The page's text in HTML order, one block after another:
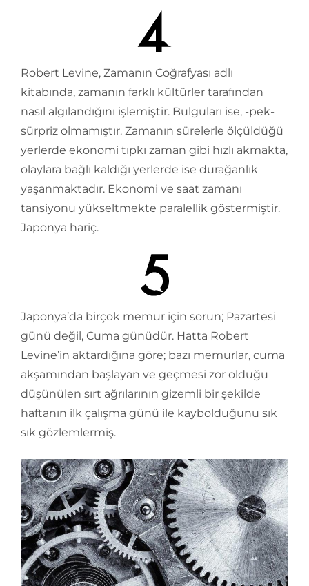
Robert Levine, Zamanın Coğrafyası adlı
kitabında, zamanın farklı kültürler tarafından
nasıl algılandığını işlemiştir. Bulguları ise, -pek-
sürpriz olmamıştır. Zamanın sürelerle ölçüldüğü
yerlerde ekonomi tıpkı zaman gibi hızlı akmakta,
olaylara bağlı kaldığı yerlerde ise durağanlık
yaşanmaktadır. Ekonomi ve saat zamanı
tansiyonu yükseltmekte paralellik göstermiştir.
Japonya hariç.
Japonya’da birçok memur için sorun; Pazartesi
günü değil, Cuma günüdür. Hatta Robert
Levine’in aktardığına göre; bazı memurlar, cuma
akşamından başlayan ve geçmesi zor olduğu
düşünülen sırt ağrılarının gizemli bir şekilde
haftanın ilk çalışma günü ile kaybolduğunu sık
sık gözlemlermiş.